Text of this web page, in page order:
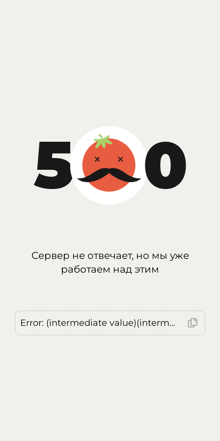
Сервер не отвечает, но мы уже
работаем над этим
Error: (intermediate value)(intermediate value)(intermediate value).replaceAll is not a function